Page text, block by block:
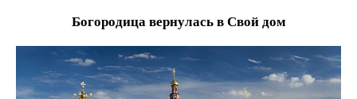
Богородица вернулась в Свой дом